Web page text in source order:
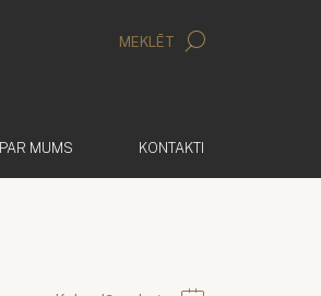
MEKLĒT
PAR MUMS KONTAKTI